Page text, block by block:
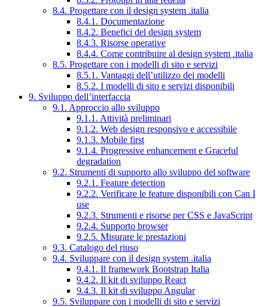
8.4. Progettare con il design system .italia
8.4.1. Documentazione
8.4.2. Benefici del design system
8.4.3. Risorse operative
8.4.4. Come contribuire al design system .italia
8.5. Progettare con i modelli di sito e servizi
8.5.1. Vantaggi dell’utilizzo dei modelli
8.5.2. I modelli di sito e servizi disponibili
9. Sviluppo dell’interfaccia
9.1. Approccio allo sviluppo
9.1.1. Attività preliminari
9.1.2. Web design responsivo e accessibile
9.1.3. Mobile first
9.1.4. Progressive enhancement e Graceful
degradation
9.2. Strumenti di supporto allo sviluppo del software
9.2.1. Feature detection
9.2.2. Verificare le feature disponibili con Can I
use
9.2.3. Strumenti e risorse per CSS e JavaScript
9.2.4. Supporto browser
9.2.5. Misurare le prestazioni
9.3. Catalogo del riuso
9.4. Sviluppare con il design system .italia
9.4.1. Il framework Bootstrap Italia
9.4.2. Il kit di sviluppo React
9.4.3. Il kit di sviluppo Angular
9.5. Sviluppare con i modelli di sito e servizi